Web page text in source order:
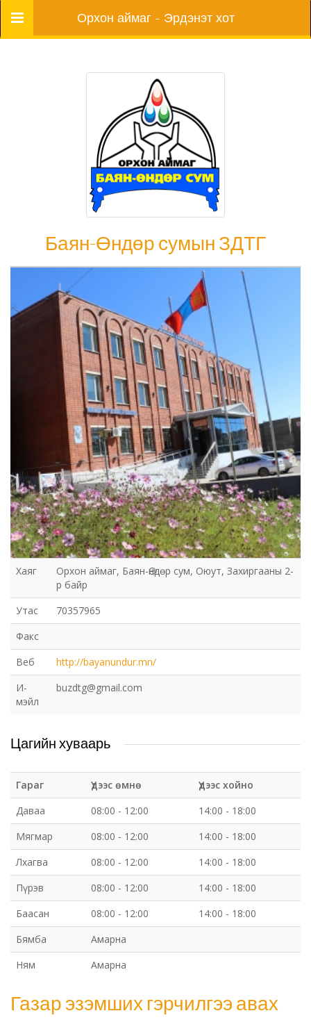
Цэс Орхон аймаг - Эрдэнэт хот
Баян-Өндөр сумын ЗДТГ
Хаяг
Орхон аймаг, Баян-Өндөр сум, Оюут, Захиргааны 2-
р байр
Утас
70357965
Факс
Веб
http://bayanundur.mn/
И-
мэйл
buzdtg@gmail.com
Цагийн хуваарь
Гараг Үдээс өмнө
Үдээс хойно
Даваа
08:00 - 12:00
14:00 - 18:00
Мягмар
08:00 - 12:00
14:00 - 18:00
Лхагва
08:00 - 12:00
14:00 - 18:00
Пүрэв
08:00 - 12:00
14:00 - 18:00
Баасан
08:00 - 12:00
14:00 - 18:00
Бямба
Амарна
Ням
Амарна
Газар эзэмших гэрчилгээ авах